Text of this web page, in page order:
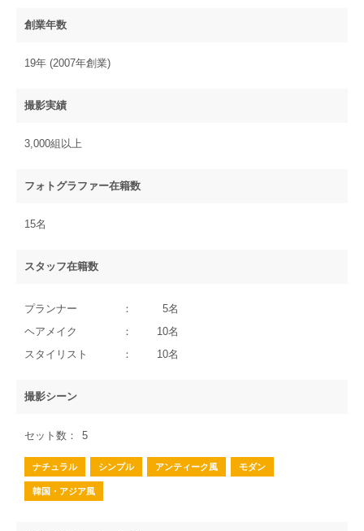
創業年数
19年 (2007年創業)
撮影実績
3,000組以上
フォトグラファー在籍数
15名
スタッフ在籍数
プランナー
5名
ヘアメイク
10名
スタイリスト
10名
撮影シーン
セット数 5
ナチュラル シンプル アンティーク風 モダン
韓国・アジア風